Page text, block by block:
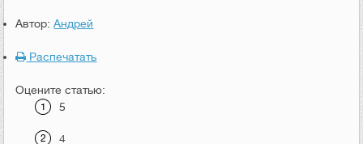
Автор:Андрей
Распечатать
Оцените статью:
5
4